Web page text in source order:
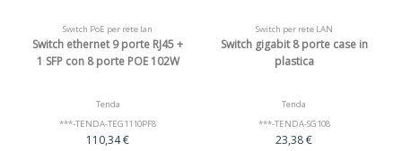
Switch PoE per rete lan
Switch ethernet 9 porte RJ45 +
1 SFP con 8 porte POE 102W
Tenda
***-TENDA-TEG1110PF8
110,34 €
Switch per rete LAN
Switch gigabit 8 porte case in
plastica
Tenda
***-TENDA-SG108
23,38 €